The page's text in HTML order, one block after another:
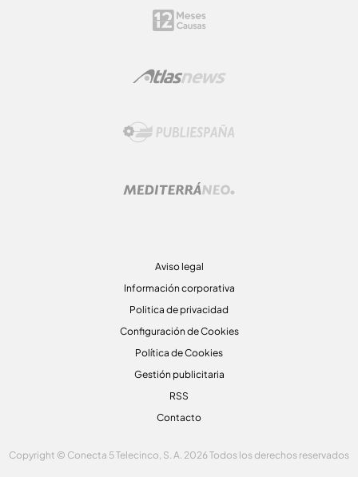
Aviso legal
Información corporativa
Politica de privacidad
Configuración de Cookies
Política de Cookies
Gestión publicitaria
RSS
Contacto
Copyright © Conecta 5 Telecinco, S. A. 2026 Todos los derechos reservados